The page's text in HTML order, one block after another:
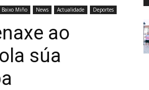
Baixo Miño News Actualidade Deportes
ao
súa